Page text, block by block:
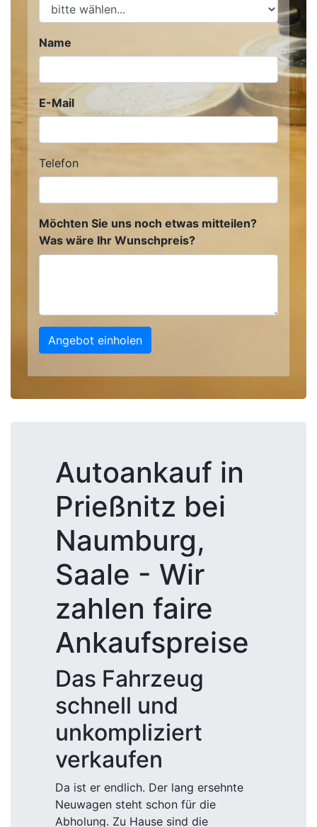
Name
E-Mail
Telefon
Möchten Sie uns noch etwas mitteilen?
Was wäre Ihr Wunschpreis?
Angebot einholen
Autoankauf in
Prießnitz bei
Naumburg,
Saale - Wir
zahlen faire
Ankaufspreise
Das Fahrzeug
schnell und
unkompliziert
verkaufen
Da ist er endlich. Der lang ersehnte
Neuwagen steht schon für die
Abholung. Zu Hause sind die